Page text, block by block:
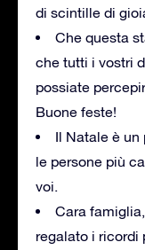
di scintille di
Che questa
che tutti i vostri
possiate
Buone feste!
Il Natale è un
le persone più
voi.
Cara
regalato i ricordi